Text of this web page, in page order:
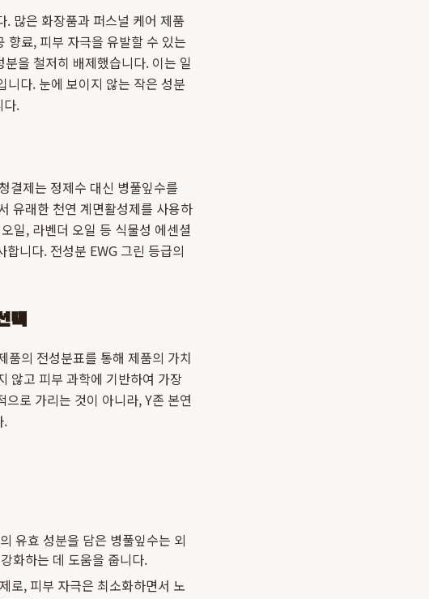
많은 화장품과 퍼스널 케어 제품
향료, 피부 자극을 유발할 수 있는
을 철저히 배제했습니다. 이는 일
니다. 눈에 보이지 않는 작은 성분
다.
결제는 정제수 대신 병풀잎수를
유래한 천연 계면활성제를 사용하
일, 라벤더 오일 등 식물성 에센셜
니다. 전성분 EWG 그린 등급의
택
품의 전성분표를 통해 제품의 가치
않고 피부 과학에 기반하여 가장
로 가리는 것이 아니라, Y존 본연
.
유효 성분을 담은 병풀잎수는 외
화하는 데 도움을 줍니다.
로, 피부 자극은 최소화하면서 노